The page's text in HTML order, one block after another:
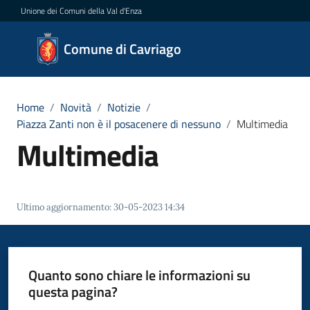
Vai al contenuto
Vai alla navigazione
Vai al footer
Unione dei Comuni della Val d'Enza
Comune di Cavriago
Comune
di
Amministrazione
Menu selezionato
Servizi
Cavriago
Home / Novità / Notizie /
Piazza Zanti non è il posacenere di nessuno / Multimedia
Multimedia
Ultimo aggiornamento:30-05-2023 14:34
Quanto sono chiare le informazioni su
questa pagina?